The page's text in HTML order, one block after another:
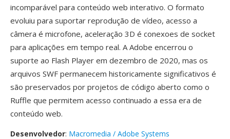
incomparável para conteúdo web interativo. O formato
evoluiu para suportar reprodução de vídeo, acesso a
câmera é microfone, aceleração 3D é conexoes de socket
para aplicações em tempo real. A Adobe encerrou o
suporte ao Flash Player em dezembro de 2020, mas os
arquivos SWF permanecem historicamente significativos é
são preservados por projetos de código aberto como o
Ruffle que permitem acesso continuado a essa era de
conteúdo web.
Desenvolvedor: Macromedia / Adobe Systems